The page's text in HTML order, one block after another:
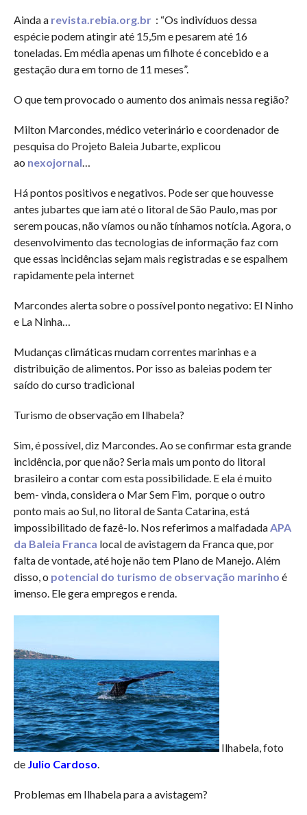
Ainda a revista.rebia.org.br: “Os indivíduos dessa
espécie podem atingir até 15,5m e pesarem até 16
toneladas. Em média apenas um filhote é concebido e a
gestação dura em torno de 11 meses”.
O que tem provocado o aumento dos animais nessa região?
Milton Marcondes, médico veterinário e coordenador de
pesquisa do Projeto Baleia Jubarte, explicou
ao nexojornal…
Há pontos positivos e negativos. Pode ser que houvesse
antes jubartes que iam até o litoral de São Paulo, mas por
serem poucas, não víamos ou não tínhamos notícia. Agora, o
desenvolvimento das tecnologias de informação faz com
que essas incidências sejam mais registradas e se espalhem
rapidamente pela internet
Marcondes alerta sobre o possível ponto negativo: El Ninho
e La Ninha…
Mudanças climáticas mudam correntes marinhas e a
distribuição de alimentos. Por isso as baleias podem ter
saído do curso tradicional
Turismo de observação em Ilhabela?
Sim, é possível, diz Marcondes. Ao se confirmar esta grande
incidência, por que não? Seria mais um ponto do litoral
brasileiro a contar com esta possibilidade. E ela é muito
bem- vinda, considera o Mar Sem Fim, porque o outro
ponto mais ao Sul, no litoral de Santa Catarina, está
impossibilitado de fazê-lo. Nos referimos a malfadadaAPA
da Baleia Franca local de avistagem da Franca que, por
falta de vontade, até hoje não tem Plano de Manejo. Além
disso, o potencial do turismo de observação marinho é
imenso. Ele gera empregos e renda.
Ilhabela, foto
de Julio Cardoso.
Problemas em Ilhabela para a avistagem?